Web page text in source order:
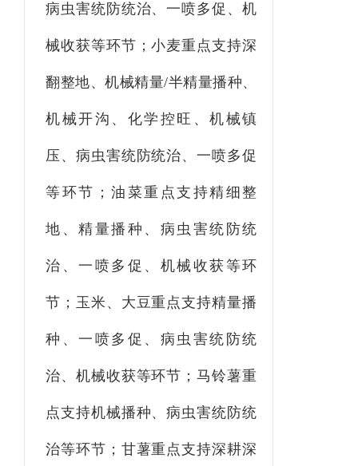
病虫害统防统治、一喷多促 、机
械收获等环节；小麦重点支持深
翻整地、机械精量/半精量播种、
机械开沟、化学控旺 、 机械镇
压、 病虫害统防统治、一喷多促
等环节；油菜重点支持精细整
地 、 精量播种、病虫害统防统
治、一 喷多 促 、机械收获等环
节；玉米、大豆重点支持精量播
种、一 喷多 促 、病虫害统防统
治、机械收获等环节；马铃薯重
点支持机械播种、病虫害统防统
治等环节；甘薯重点支持深耕深